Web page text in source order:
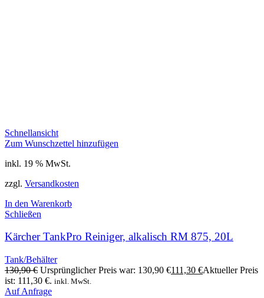
Schnellansicht
Zum Wunschzettel hinzufügen
inkl. 19 % MwSt.
zzgl. Versandkosten
In den Warenkorb
Schließen
Kärcher TankPro Reiniger, alkalisch RM 875, 20L
Tank/Behälter
130,90€ Ursprünglicher Preis war: 130,90 €111,30 €Aktueller Preis
ist: 111,30 €. inkl. MwSt.
Auf Anfrage